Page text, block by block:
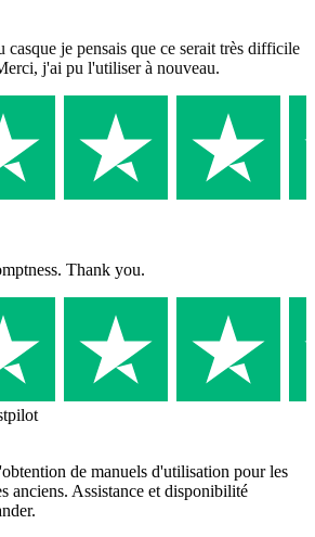
casque je pensais que ce serait très difficile
j'ai pu l'utiliser à nouveau.
Thank you.
de manuels d'utilisation pour les
anciens. Assistance et disponibilité